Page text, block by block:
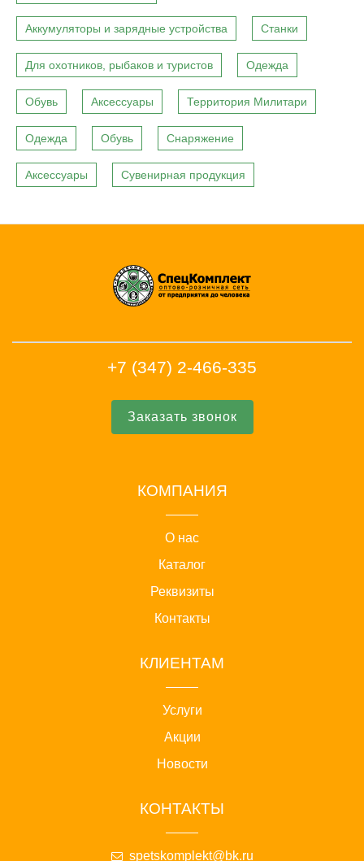
Аккумуляторы и зарядные устройства Станки
Для охотников, рыбаков и туристов Одежда
Обувь Аксессуары Территория Милитари
Одежда Обувь Снаряжение
Аксессуары Сувенирная продукция
+7 (347) 2-466-335
Заказать звонок
КОМПАНИЯ
О нас
Каталог
Реквизиты
Контакты
КЛИЕНТАМ
Услуги
Акции
Новости
КОНТАКТЫ
spetskomplekt@bk.ru